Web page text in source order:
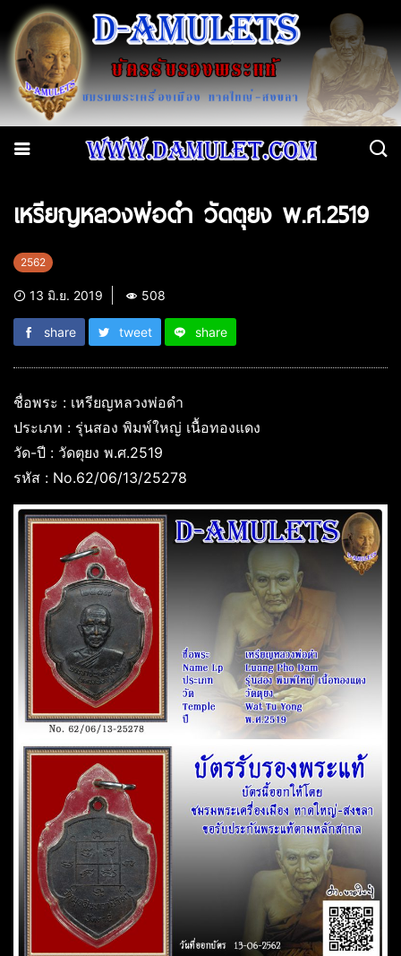
เหรียญหลวงพ่อดำ วัดตุยง พ.ศ.2519
2562
13 มิ.ย. 2019 508
share tweet share
ชื่อพระ : เหรียญหลวงพ่อดำ
ประเภท : รุ่นสอง พิมพ์ใหญ่ เนื้อทองแดง
วัด-ปี : วัดตุยง พ.ศ.2519
รหัส : No.62/06/13/25278